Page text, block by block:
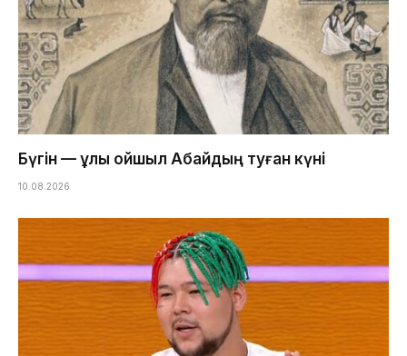
Бүгін — ұлы ойшыл Абайдың туған күні
10.08.2026